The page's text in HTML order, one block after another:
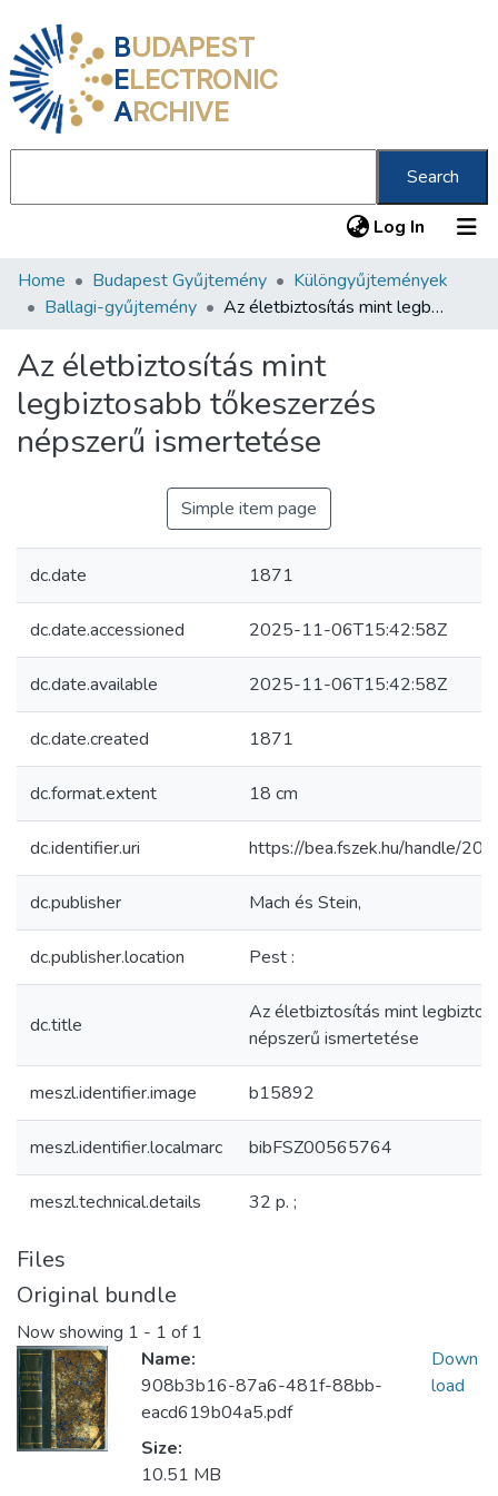
BUDAPEST
ELECTRONIC
ARCHIVE
Search
Log In (current)
Communities & Collections
Statistics
About us
Home Budapest Gyűjtemény
Különgyűjtemények
Ballagi-gyűjtemény
Az életbiztosítás mint legbiztosabb tőkeszerzés népszerű ismertetése
Az életbiztosítás mint
legbiztosabb tőkeszerzés
népszerű ismertetése
Simple item page
dc.date 1871
dc.date.accessioned 2025-11-06T15:42:58Z
dc.date.available 2025-11-06T15:42:58Z
dc.date.created 1871
dc.format.extent 18 cm
dc.identifier.uri https://bea.fszek.hu/handle/
dc.publisher Mach és Stein,
dc.publisher.location Pest :
dc.title
Az életbiztosítás mint
népszerű ismertetése
meszl.identifier.image b15892
meszl.identifier.localmarc bibFSZ00565764
meszl.technical.details 32 p. ;
Files
Original bundle
Now showing 1 - 1 of 1
Name:
908b3b16-87a6-481f-88bb-
eacd619b04a5.pdf
Size:
10.51 MB
Down
load